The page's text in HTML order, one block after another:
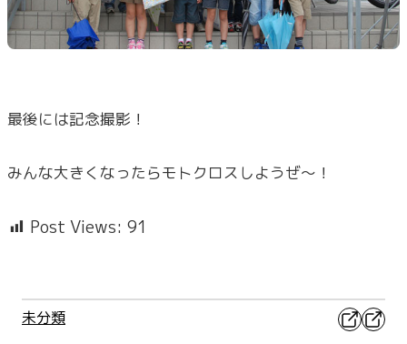
最後には記念撮影！
みんな大きくなったらモトクロスしようぜ～！
Post Views: 91
未分類 X